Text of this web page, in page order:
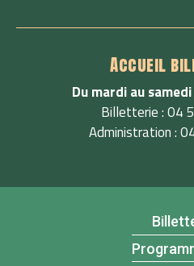
Accueil
Du mardi au
Billetterie : 04
Administration :